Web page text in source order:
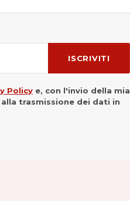
ISCRIVITI
Policy e, con l'invio della mia
trasmissione dei dati in